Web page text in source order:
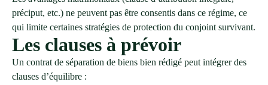
préciput, etc.) ne peuvent pas être consentis dans ce régime, ce
qui limite certaines stratégies de protection du conjoint survivant.
Les clauses à prévoir
Un contrat de séparation de biens bien rédigé peut intégrer des
clauses d’équilibre :